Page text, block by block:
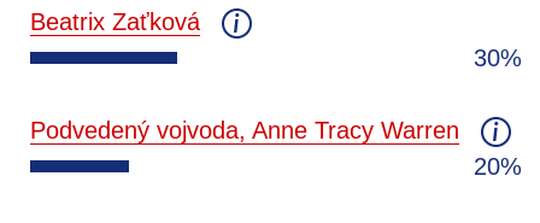
Beatrix Zaťková
30%
Podvedený vojvoda, Anne Tracy Warren
20%